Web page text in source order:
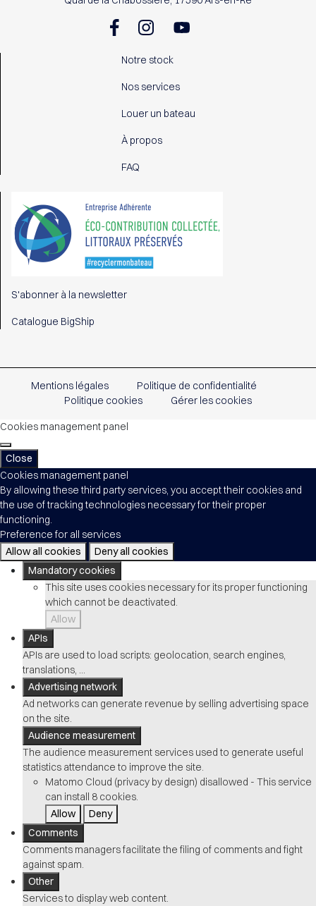
Notre stock
Nos services
Louer un bateau
À propos
FAQ
S'abonner à la newsletter
Catalogue BigShip
Mentions légales
Politique de confidentialité
Politique cookies
Gérer les cookies
Cookies management panel
Close
Cookies management panel
By allowing these third party services, you accept their cookies and
the use of tracking technologies necessary for their proper
functioning.
Preference for all services
Allow all cookies
Deny all cookies
Mandatory cookies
This site uses cookies necessary for its proper functioning
which cannot be deactivated.
Allow
APIs
APIs are used to load scripts: geolocation, search engines,
translations, ...
Advertising network
Ad networks can generate revenue by selling advertising space
on the site.
Audience measurement
The audience measurement services used to generate useful
statistics attendance to improve the site.
Matomo Cloud (privacy by design) disallowed - This service
can install 8 cookies.
Allow
Deny
Comments
Comments managers facilitate the filing of comments and fight
against spam.
Other
Services to display web content.